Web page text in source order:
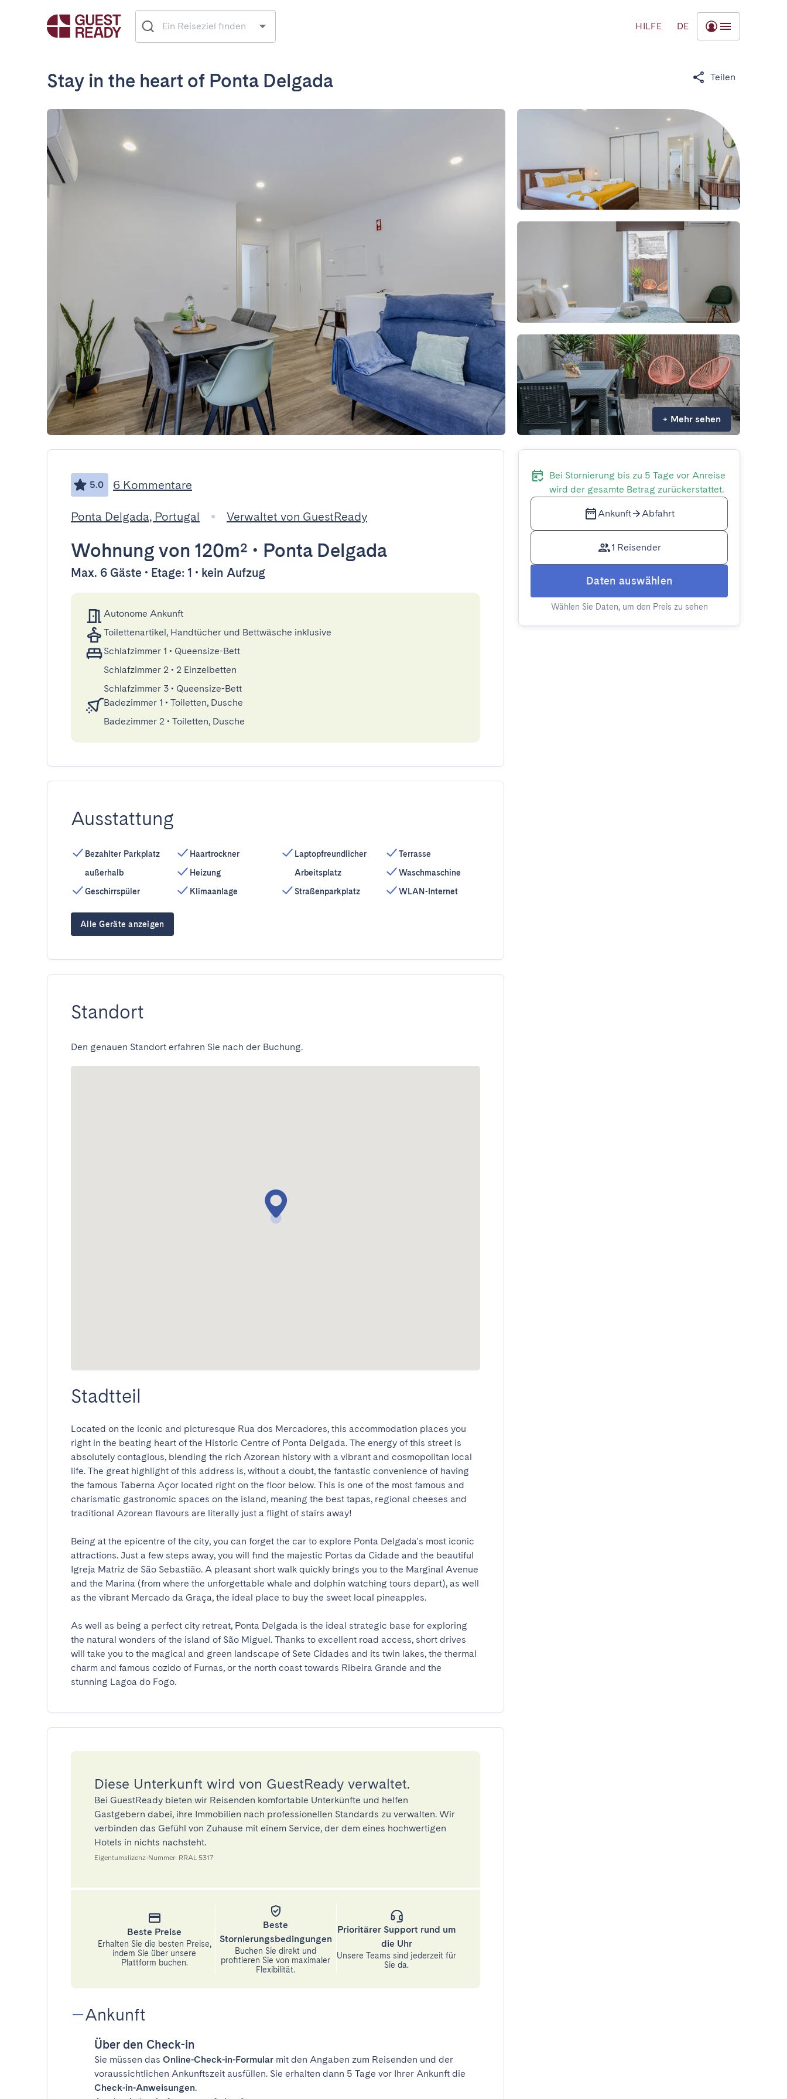
HILFE DE
Stay in the heart of Ponta Delgada Teilen
+ Mehr sehen
5.0 6 Kommentare
Ponta Delgada, Portugal Verwaltet von GuestReady
Wohnungvon 120m² • Ponta Delgada
Max. 6 Gäste • Etage: 1 • kein Aufzug
Autonome Ankunft
Toilettenartikel, Handtücher und Bettwäsche inklusive
Schlafzimmer 1 • Queensize-Bett
Schlafzimmer 2 • 2 Einzelbetten
Schlafzimmer 3 • Queensize-Bett
Badezimmer 1 • Toiletten, Dusche
Badezimmer 2 • Toiletten, Dusche
Ausstattung
Bezahlter Parkplatz
außerhalb
Geschirrspüler
Haartrockner
Heizung
Klimaanlage
Laptopfreundlicher
Arbeitsplatz
Straßenparkplatz
Terrasse
Waschmaschine
WLAN-Internet
Alle Geräte anzeigen
Standort
Den genauen Standort erfahren Sie nach der Buchung.
Stadtteil
Located on the iconic and picturesque Rua dos Mercadores, this accommodation places you
right in the beating heart of the Historic Centre of Ponta Delgada. The energy of this street is
absolutely contagious, blending the rich Azorean history with a vibrant and cosmopolitan local
life. The great highlight of this address is, without a doubt, the fantastic convenience of having
the famous Taberna Açor located right on the floor below. This is one of the most famous and
charismatic gastronomic spaces on the island, meaning the best tapas, regional cheeses and
traditional Azorean flavours are literally just a flight of stairs away!
Being at the epicentre of the city, you can forget the car to explore Ponta Delgada's most iconic
attractions. Just a few steps away, you will find the majestic Portas da Cidade and the beautiful
Igreja Matriz de São Sebastião. A pleasant short walk quickly brings you to the Marginal Avenue
and the Marina (from where the unforgettable whale and dolphin watching tours depart), as well
as the vibrant Mercado da Graça, the ideal place to buy the sweet local pineapples.
As well as being a perfect city retreat, Ponta Delgada is the ideal strategic base for exploring
the natural wonders of the island of São Miguel. Thanks to excellent road access, short drives
will take you to the magical and green landscape of Sete Cidades and its twin lakes, the thermal
charm and famous cozido of Furnas, or the north coast towards Ribeira Grande and the
stunning Lagoa do Fogo.
Diese Unterkunft wird von GuestReady verwaltet.
Bei GuestReady bieten wir Reisenden komfortable Unterkünfte und helfen
Gastgebern dabei, ihre Immobilien nach professionellen Standards zu verwalten. Wir
verbinden das Gefühl von Zuhause mit einem Service, der dem eines hochwertigen
Hotels in nichts nachsteht.
Eigentumslizenz-Nummer: RRAL 5317
Beste Preise
Erhalten Sie die besten Preise,
indem Sie über unsere
Plattform buchen.
Beste
Stornierungsbedingungen
Buchen Sie direkt und
profitieren Sie von maximaler
Flexibilität.
Prioritärer Support rund um
die Uhr
Unsere Teams sind jederzeit für
Sie da.
Ankunft
Über den Check-in
Sie müssen das Online-Check-in-Formular mit den Angaben zum Reisenden und der
voraussichtlichen Ankunftszeit ausfüllen. Sie erhalten dann 5 Tage vor Ihrer Ankunft die
Check-in-Anweisungen.
Bei Stornierung bis zu 5 Tage vor Anreise
wird der gesamte Betrag zurückerstattet.
Ankunft Abfahrt
1 Reisender
Daten auswählen
Wählen Sie Daten, um den Preis zu sehen